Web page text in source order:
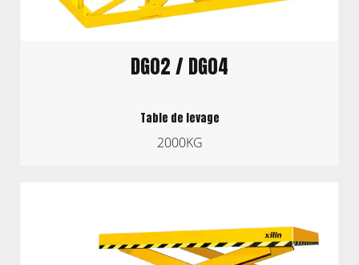
DG02 / DG04
Table de levage
2000KG